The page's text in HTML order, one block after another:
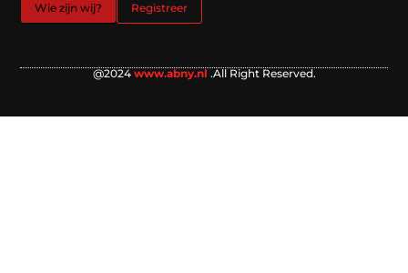
Wie zijn wij? Registreer
@2024 www.abny.nl .All Right Reserved.